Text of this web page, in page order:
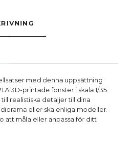
med denna uppsättning
3D-printade fönster i skala 1/35.
realistiska detaljer till dina
eller skalenliga modeller.
att måla eller anpassa för ditt